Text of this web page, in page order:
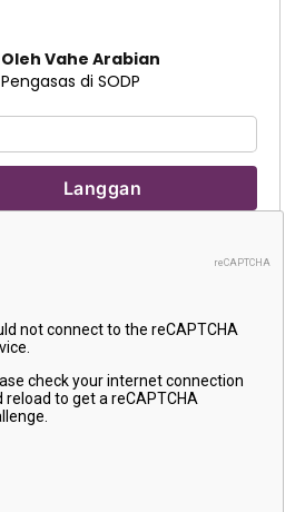
Oleh Vahe Arabian
Pengasas di SODP